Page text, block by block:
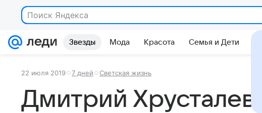
Поиск Яндекса
Звезды Мода Красота Семья и Дети
22 июля 2019 7 дней Светская жизнь
Дмитрий